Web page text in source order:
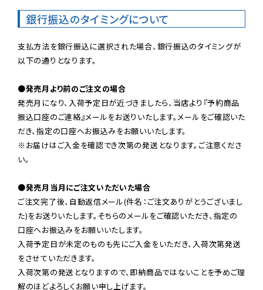
銀行振込のタイミングについて
支払方法を銀行振込に選択された場合、銀行振込のタイミングが
以下の通りとなります。
●発売月より前のご注文の場合
発売月になり、入荷予定日が近づきましたら、当店より『予約商品
振込口座のご連絡』メールをお送りいたします。メールをご確認いた
だき、指定の口座へお振込みをお願いいたします。
※お届けはご入金を確認でき次第の発送となります。ご注意くださ
い。
●発売月当月にご注文いただいた場合
ご注文完了後、自動返信メール(件名：ご注文ありがとうございまし
た)をお送りいたします。そちらのメールをご確認いただき、指定の
口座へお振込みをお願いいたします。
入荷予定日が未定のものも先にご入金をいただき、入荷次第発送
をさせていただきます。
入荷次第の発送となりますので、即納商品ではないことを予めご理
解のほどよろしくお願い申し上げます。